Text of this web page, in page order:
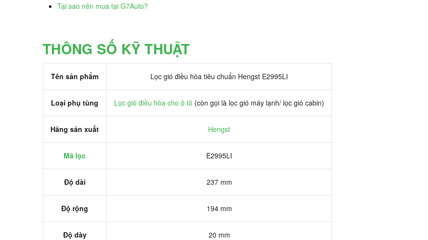
Tại sao nên mua tại G7Auto?
THÔNG SỐ KỸ THUẬT
Tên sản phẩm Lọc gió điều hòa tiêu chuẩn Hengst E2995LI
Loại phụ tùng Lọc gió điều hòa cho ô tô (còn gọi là lọc gió máy lạnh/ lọc gió cabin)
Hãng sản xuất Hengst
Mã lọc E2995LI
Độ dài 237 mm
Độ rộng 194 mm
Độ dày 20 mm